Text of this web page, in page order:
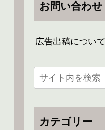
お問い合わせ
広告出稿について
カテゴリー